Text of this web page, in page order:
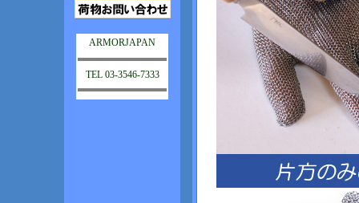
ARMORJAPAN
TEL 03-3546-7333